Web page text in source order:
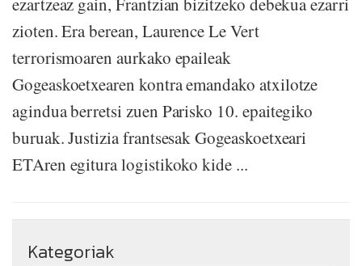
zioten. Era berean, Laurence Le Vert
terrorismoaren aurkako epaileak
Gogeaskoetxearen kontra emandako atxilotze
agindua berretsi zuen Parisko 10. epaitegiko
buruak. Justizia frantsesak Gogeaskoetxeari
ETAren egitura logistikoko kide ...
Kategoriak